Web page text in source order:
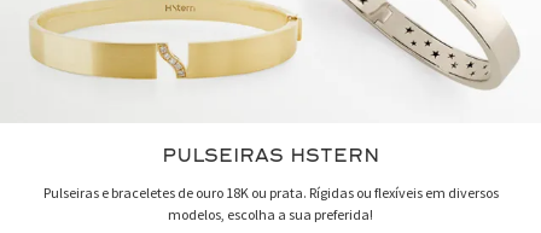
PULSEIRAS HSTERN
Pulseiras e braceletes de ouro 18K ou prata. Rígidas ou flexíveis em diversos
modelos, escolha a sua preferida!